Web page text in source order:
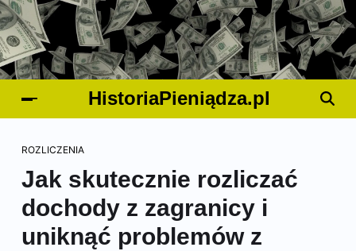
HistoriaPieniądza.pl
ROZLICZENIA
Jak skutecznie rozliczać
dochody z zagranicy i
uniknąć problemów z